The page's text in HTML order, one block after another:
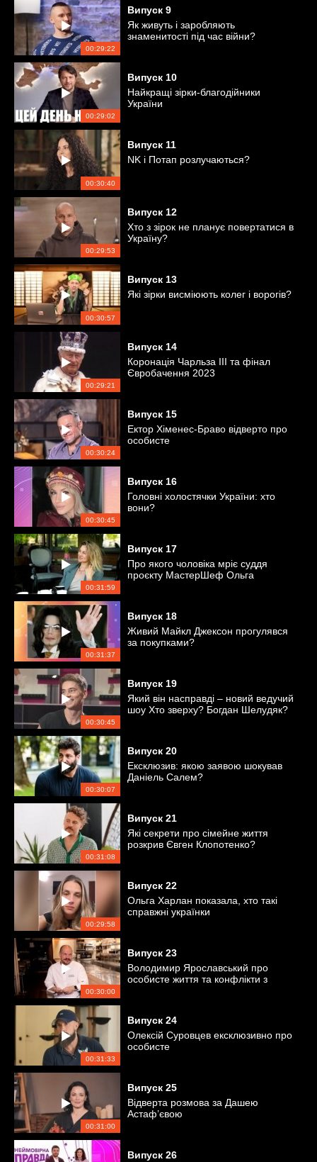
00:29:22
Випуск 9
Як живуть і заробляють
знаменитості під час війни?
00:29:02
Випуск 10
Найкращі зірки-благодійники
України
00:30:40
Випуск 11
NK і Потап розлучаються?
00:29:53
Випуск 12
Хто з зірок не планує повертатися в
Україну?
00:30:57
Випуск 13
Які зірки висміюють колег і ворогів?
00:29:21
Випуск 14
Коронація Чарльза ІІІ та фінал
Євробачення 2023
00:30:24
Випуск 15
Ектор Хіменес-Браво відверто про
особисте
00:30:45
Випуск 16
Головні холостячки України: хто
вони?
00:31:59
Випуск 17
Про якого чоловіка мріє суддя
проєкту МастерШеф Ольга
00:31:37
Випуск 18
Живий Майкл Джексон прогулявся
за покупками?
00:30:45
Випуск 19
Який він насправді – новий ведучий
шоу Хто зверху? Богдан Шелудяк?
00:30:07
Випуск 20
Ексклюзив: якою заявою шокував
Даніель Салем?
00:31:08
Випуск 21
Які секрети про сімейне життя
розкрив Євген Клопотенко?
00:29:58
Випуск 22
Ольга Харлан показала, хто такі
справжні українки
00:30:00
Випуск 23
Володимир Ярославський про
особисте життя та конфлікти з
00:31:33
Випуск 24
Олексій Суровцев ексклюзивно про
особисте
00:31:00
Випуск 25
Відверта розмова за Дашею
Астаф’євою
Випуск 26